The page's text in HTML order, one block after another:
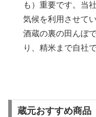
も）重要です。当
気候を利用させて
酒蔵の裏の田んぼ
り、精米まで自社
蔵元おすすめ商品